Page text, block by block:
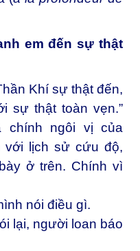
em đến sự thật
Khí sự thật đến,
sự thật toàn vẹn.”
chính ngôi vị của
với lịch sử cứu độ,
ở trên. Chính vì
nói điều gì.
lại, người loan báo